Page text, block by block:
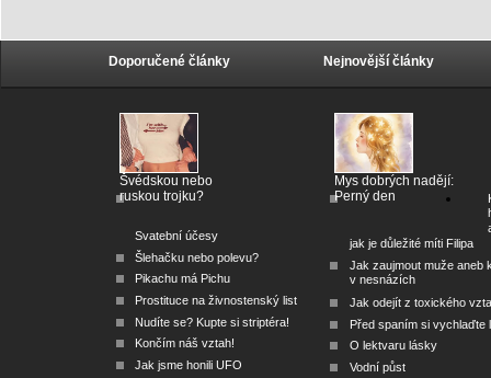
Doporučené články
Švédskou nebo
ruskou trojku?
Svatební účesy
Šlehačku nebo polevu?
Pikachu má Pichu
Prostituce na živnostenský list
Nudíte se? Kupte si striptéra!
Končím náš vztah!
Jak jsme honili UFO
Nejnovější články
Mys dobrých nadějí:
Perný den
jak je důležité míti Filipa
Jak zaujmout muže aneb
v nesnázích
Jak odejít z toxického
Před spaním si vychlaďte
O lektvaru lásky
Vodní půst